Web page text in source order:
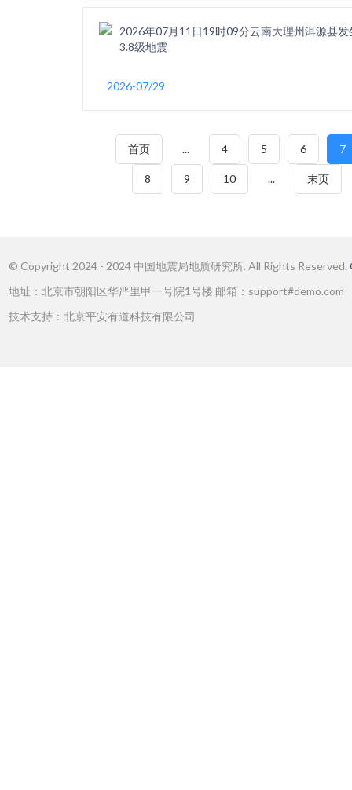
2026年07月11日19时09分云南大理州洱源县发
3.8级地震
2026-07/29
首页 ... 4 5 6 7
8 9 10 ... 末页
© Copyright 2024 - 2024 中国地震局地质研究所. All Rights Reserved.
地址：北京市朝阳区华严里甲一号院1号楼 邮箱：support#demo.com
技术支持：北京平安有道科技有限公司